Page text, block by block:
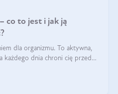
co to jest i jak ją
dla organizmu. To aktywna,
każdego dnia chroni cię przed